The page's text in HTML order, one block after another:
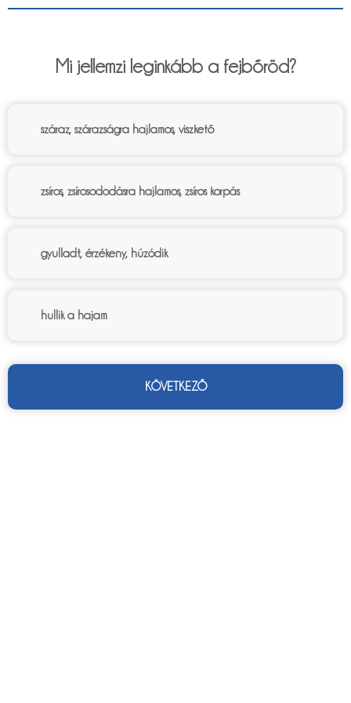
Mi jellemzi leginkább a fejbőröd?
száraz, szárazságra hajlamos, viszkető
zsíros, zsírosododásra hajlamos, zsíros korpás
gyulladt, érzékeny, húzódik
hullik a hajam
KÖVETKEZŐ